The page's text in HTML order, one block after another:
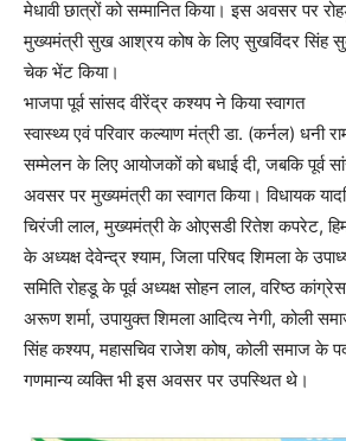
मेधावी छात्रों को सम्मानित किया। इस अवसर पर
मुख्यमंत्री सुख आश्रय कोष के लिए सुखविंदर सिंह
चेक भेंट किया।
भाजपा पूर्व सांसद वीरेंद्र कश्यप ने किया स्वागत
स्वास्थ्य एवं परिवार कल्याण मंत्री डा. (कर्नल) धनी
सम्मेलन के लिए आयोजकों को बधाई दी, जबकि पूर्व
अवसर पर मुख्यमंत्री का स्वागत किया। विधायक
चिरंजी लाल, मुख्यमंत्री के ओएसडी रितेश कपरेट,
के अध्यक्ष देवेन्द्र श्याम, जिला परिषद शिमला के
समिति रोहडू के पूर्व अध्यक्ष सोहन लाल, वरिष्ठ
अरूण शर्मा, उपायुक्त शिमला आदित्य नेगी, कोली
सिंह कश्यप, महासचिव राजेश कोष, कोली समाज के
गणमान्य व्यक्ति भी इस अवसर पर उपस्थित थे।